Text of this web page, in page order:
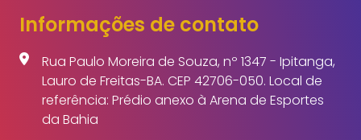
Informações de contato
Rua Paulo Moreira de Souza, nº 1347 - Ipitanga,
Lauro de Freitas-BA. CEP 42706-050. Local de
referência: Prédio anexo à Arena de Esportes
da Bahia